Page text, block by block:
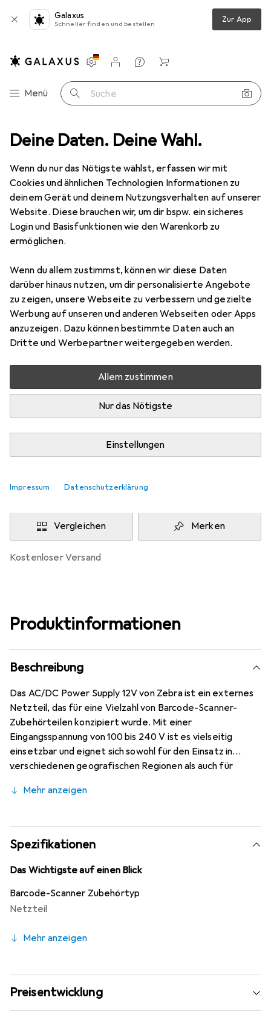
Deine Daten. Deine Wahl.
Wenn du nur das Nötigste wählst, erfassen wir mit
Cookies und ähnlichen Technologien Informationen zu
deinem Gerät und deinem Nutzungsverhalten auf unserer
Website. Diese brauchen wir, um dir bspw. ein sicheres
Login und Basisfunktionen wie den Warenkorb zu
ermöglichen.
Wenn du allem zustimmst, können wir diese Daten
darüber hinaus nutzen, um dir personalisierte Angebote
zu zeigen, unsere Webseite zu verbessern und gezielte
Werbung auf unseren und anderen Webseiten oder Apps
anzuzeigen. Dazu können bestimmte Daten auch an
Dritte und Werbepartner weitergegeben werden.
Allem zustimmen
Nur das Nötigste
Einstellungen
Impressum Datenschutzerklärung
Galaxus
Schneller finden und bestellen Zur App
Navigation nach Kategorien
Menü Suche
Einstellungen
Kundenkonto
Vergleichslisten
Merklisten
Warenkorb
Barcode Scanner Zubehör Zebra AC/DC POWER SUPPLY 12V
Zebra AC/DC POWER SUPPLY 12V
EUR
142,23
EUR
8,91sparen
Angebot fürEUR
133,32
Bewertungen
Zwischen Di, 11.8. und Mi, 12.8. geliefert
Mehr als 10 Stück an Lager beim Drittanbieter
Lieferort angeben für genaue Lieferzeit
Future-XDE
In den Warenkorb
Vergleichen Merken
kostenloser Versand
Produktinformationen
Beschreibung
Das AC/DC Power Supply 12V von Zebra ist ein externes
Netzteil, das für eine Vielzahl von Barcode-Scanner-
Zubehörteilen konzipiert wurde. Mit einer
Eingangsspannung von 100 bis 240 V ist es vielseitig
einsetzbar und eignet sich sowohl für den Einsatz in
verschiedenen geografischen Regionen als auch für
die Modelle Psion 8515, 8525 G2 und 8530 G2 entwickelt
Geräte macht. Das Produkt wird mit einem Stromkabel
und einem Adapter für den Power Connector geliefert,
was die Installation und Nutzung erleichtert. Die robuste
Bauweise und die zuverlässige Leistung machen dieses
Barcode-Scanner-System.
Mehr anzeigen
Spezifikationen
Das Wichtigste auf einen Blick
Barcode-Scanner Zubehörtyp
Netzteil
Mehr anzeigen
Preisentwicklung